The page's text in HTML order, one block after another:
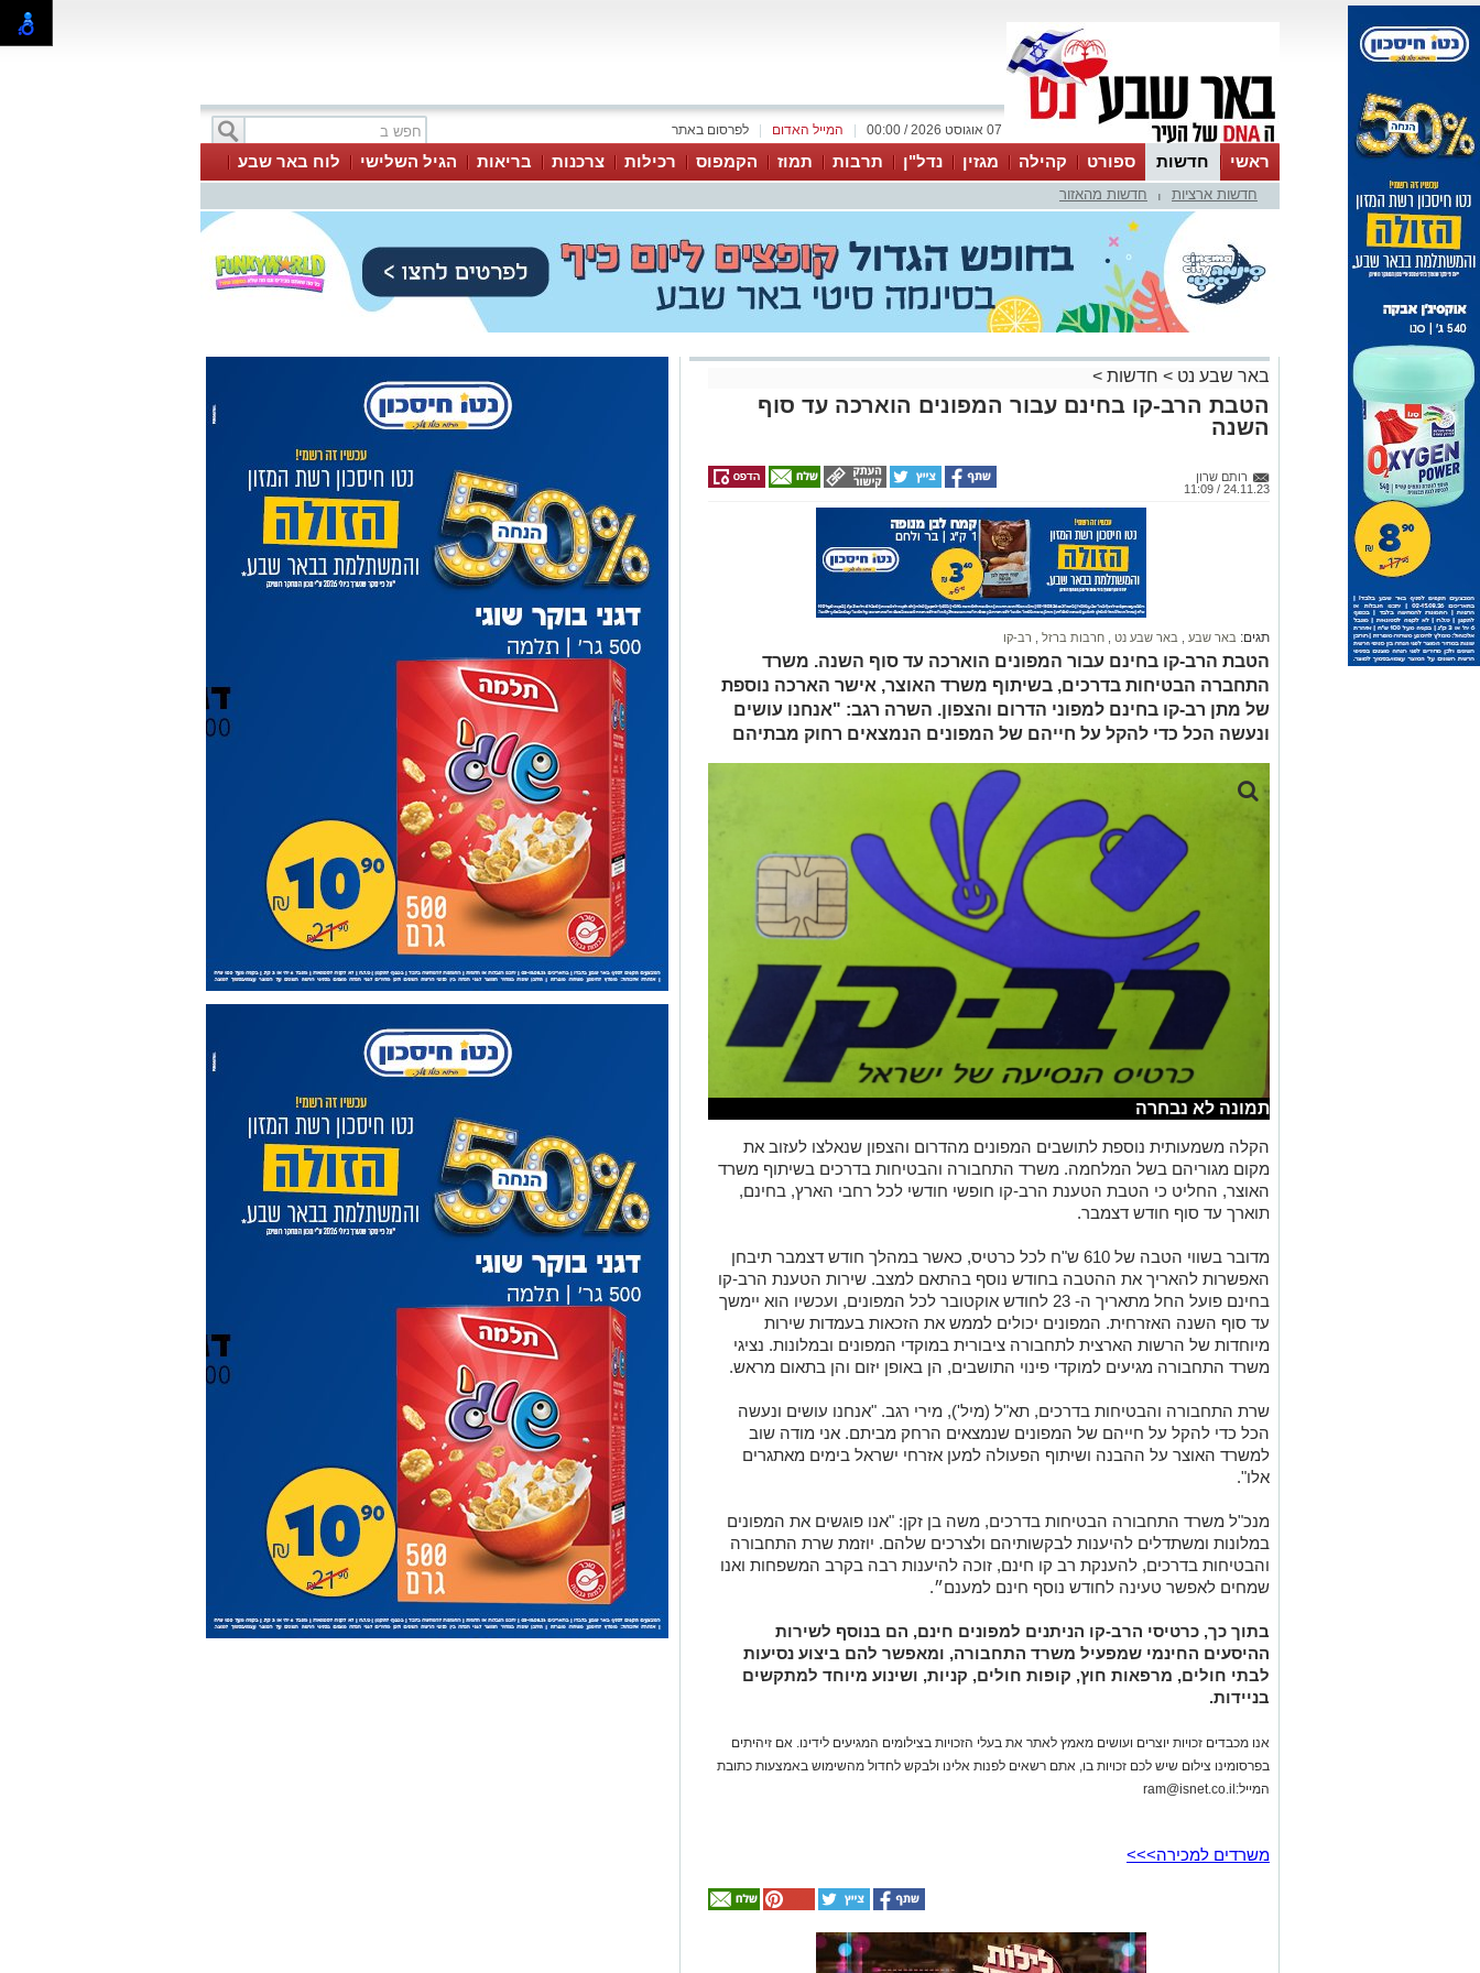
לפרסום באתר המייל האדום 07 אוגוסט 2026 / 00:00
ראשי חדשות ספורט קהילה מגזין נדל"ן תרבות תמוז הקמפוס רכילות צרכנות בריאות הגיל השלישי
לוח באר שבע
עסקים
טיפים והמלצותחדשות ארציות חדשות מהאזור
באר שבע נט > חדשות >
הטבת הרב-קו בחינם עבור המפונים הוארכה עד סוף
השנה
רותם שרון
24.11.23 / 11:09
תגים: באר שבע באר שבע נט חרבות ברזל רב-קו
הטבת הרב-קו בחינם עבור המפונים הוארכה עד סוף השנה. משרד
התחברה הבטיחות בדרכים, בשיתוף משרד האוצר, אישר הארכה נוספת
של מתן רב-קו בחינם למפוני הדרום והצפון. השרה רגב: "אנחנו עושים
ונעשה הכל כדי להקל על חייהם של המפונים הנמצאים רחוק מבתיהם
תמונה לא נבחרה
הקלה משמעותית נוספת לתושבים המפונים מהדרום והצפון שנאלצו לעזוב את
מקום מגוריהם בשל המלחמה. משרד התחבורה והבטיחות בדרכים בשיתוף משרד
האוצר, החליט כי הטבת הטענת הרב-קו חופשי חודשי לכל רחבי הארץ, בחינם,
תוארך עד סוף חודש דצמבר.
מדובר בשווי הטבה של 610 ש"ח לכל כרטיס, כאשר במהלך חודש דצמבר תיבחן
האפשרות להאריך את ההטבה בחודש נוסף בהתאם למצב. שירות הטענת הרב-קו
בחינם פועל החל מתאריך ה- 23 לחודש אוקטובר לכל המפונים, ועכשיו הוא יימשך
עד סוף השנה האזרחית. המפונים יכולים לממש את הזכאות בעמדות שירות
מיוחדות של הרשות הארצית לתחבורה ציבורית במוקדי המפונים ובמלונות. נציגי
משרד התחבורה מגיעים למוקדי פינוי התושבים, הן באופן יזום והן בתאום מראש.
שרת התחבורה והבטיחות בדרכים, תא"ל (מיל'), מירי רגב. "אנחנו עושים ונעשה
הכל כדי להקל על חייהם של המפונים שנמצאים הרחק מביתם. אני מודה שוב
למשרד האוצר על ההבנה ושיתוף הפעולה למען אזרחי ישראל בימים מאתגרים
אלו".
מנכ"ל משרד התחבורה הבטיחות בדרכים, משה בן זקן: "אנו פוגשים את המפונים
במלונות ומשתדלים להיענות לבקשותיהם ולצרכים שלהם. יוזמת שרת התחבורה
והבטיחות בדרכים, להענקת רב קו חינם, זוכה להיענות רבה בקרב המשפחות ואנו
שמחים לאפשר טעינה לחודש נוסף חינם למענם״.
בתוך כך, כרטיסי הרב-קו הניתנים למפונים חינם, הם בנוסף לשירות
ההיסעים החינמי שמפעיל משרד התחבורה, ומאפשר להם ביצוע נסיעות
לבתי חולים, מרפאות חוץ, קופות חולים, קניות, ושינוע מיוחד למתקשים
בניידות.
אנו מכבדים זכויות יוצרים ועושים מאמץ לאתר את בעלי הזכויות בצילומים המגיעים לידינו. אם זיהיתים
בפרסומינו צילום שיש לכם זכויות בו, אתם רשאים לפנות אלינו ולבקש לחדול מהשימוש באמצעות כתובת
המייל: ram@isnet.co.il
משרדים למכירה>>>